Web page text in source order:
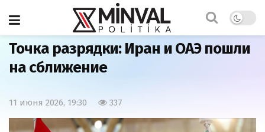
Главная
Точка разрядки: Иран и ОАЭ пошли
на сближение
11 июня 2026, 19:30 337